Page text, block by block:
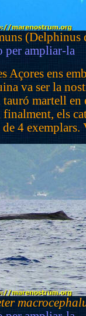
(Delphinus
per ampliar-la
Açores ens
va ser la
martell
els
4